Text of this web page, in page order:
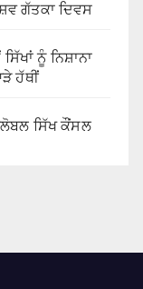
ਗੱਤਕਾ ਦਿਵਸ
ਨੂੰ ਨਿਸ਼ਾਨਾ
ਹੱਥੀਂ
ਸਿੱਖ ਕੌਂਸਲ